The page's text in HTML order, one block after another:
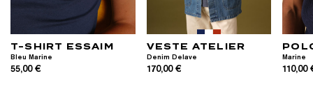
T-SHIRT ESSAIM
Bleu Marine
55,00 €
VESTE ATELIER
Denim Delave
170,00 €
Marine
110,00